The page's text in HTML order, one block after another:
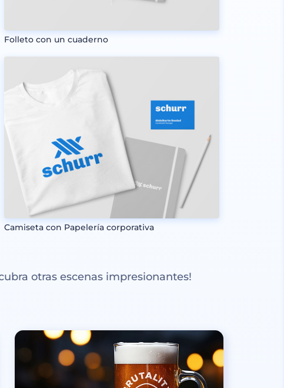
Folleto con un cuaderno
Camiseta con Papelería corporativa
otras escenas impresionantes!